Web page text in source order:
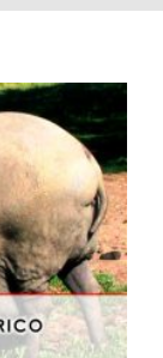
España